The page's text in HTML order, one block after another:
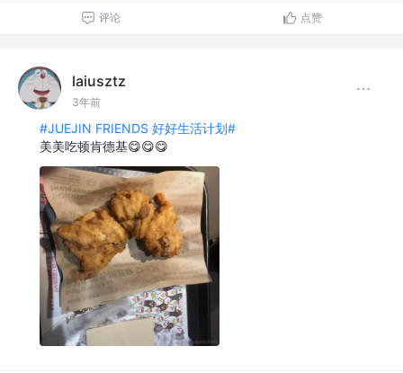
评论 点赞
laiusztz
3年前
#JUEJIN FRIENDS 好好生活计划#
美美吃顿肯德基😋😋😋